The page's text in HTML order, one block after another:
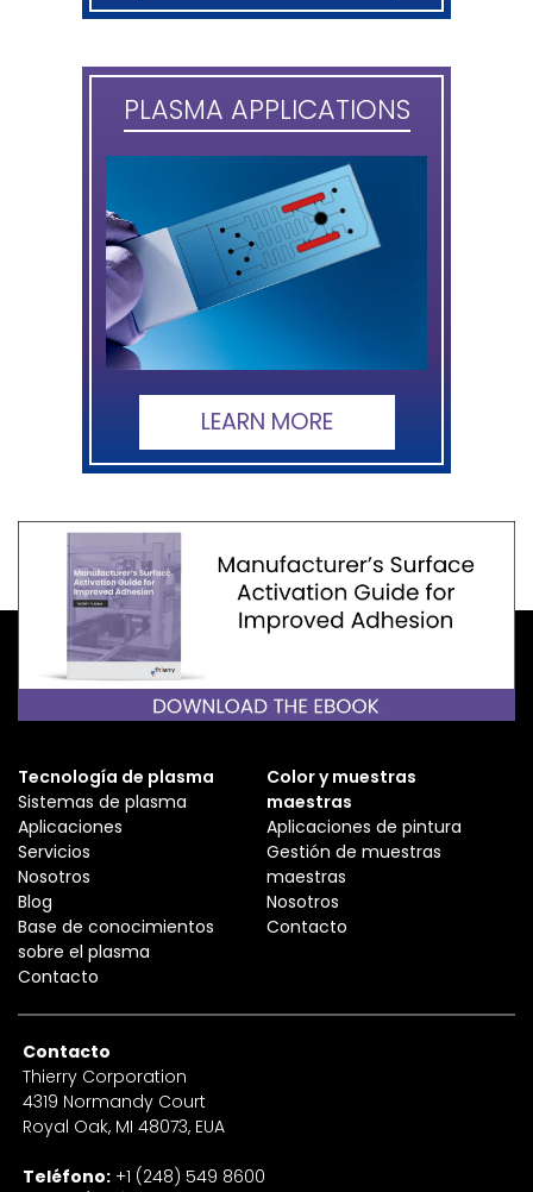
PLASMA APPLICATIONS
LEARN MORE
Tecnología de plasma
Sistemas de plasma
Aplicaciones
Servicios
Nosotros
Blog
Base de conocimientos
sobre el plasma
Contacto
Color y muestras
maestras
Aplicaciones de pintura
Gestión de muestras
maestras
Nosotros
Contacto
Contacto
Thierry Corporation
4319 Normandy Court
Royal Oak, MI 48073, EUA
Teléfono: +1 (248) 549 8600